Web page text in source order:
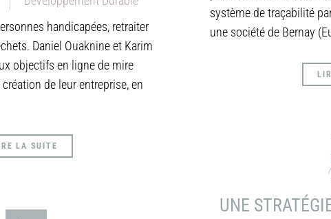
système de traçabilité
une société de Bernay
handicapées, retraiter
Daniel Ouaknine et Karim
objectifs en ligne de mire
de leur entreprise, en
LA SUITE
UNE